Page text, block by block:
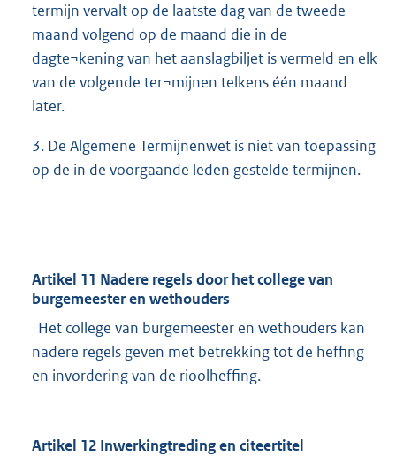
termijn vervalt op de laatste dag van de tweede
maand volgend op de maand die in de
dagte¬kening van het aanslagbiljet is vermeld en elk
van de volgende ter¬mijnen telkens één maand
later.
3. De Algemene Termijnenwet is niet van toepassing
op de in de voorgaande leden gestelde termijnen.
Artikel 11 Nadere regels door het college van
burgemeester en wethouders
Het college van burgemeester en wethouders kan
nadere regels geven met betrekking tot de heffing
en invordering van de rioolheffing.
Artikel 12 Inwerkingtreding en citeertitel